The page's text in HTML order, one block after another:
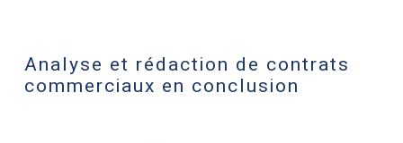
Analyse et rédaction de contrats
commerciaux en conclusion